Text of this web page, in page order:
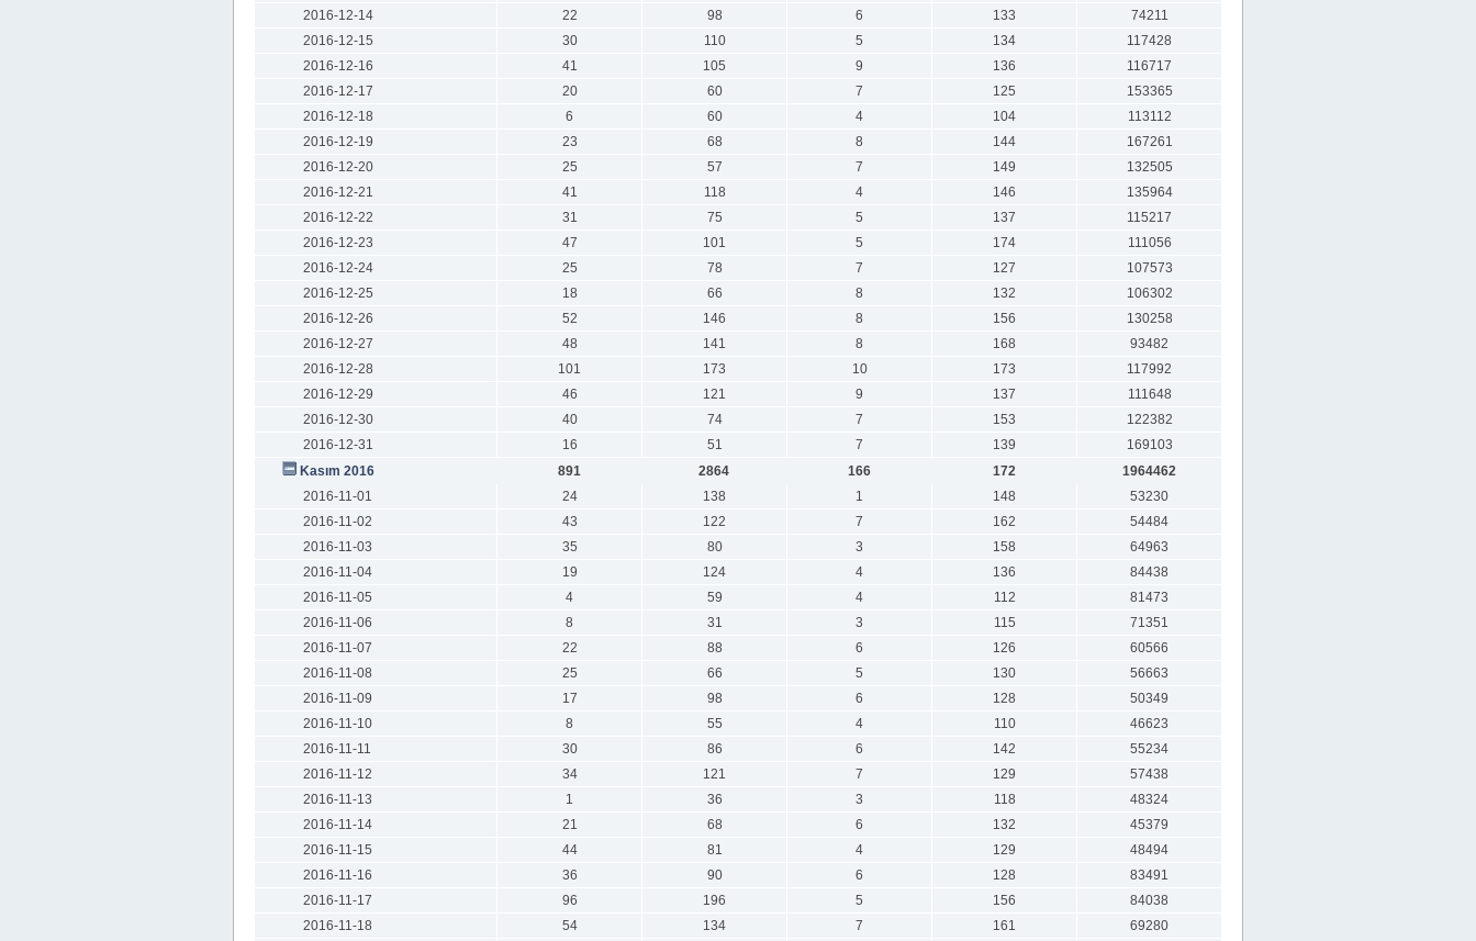
2016-12-14
22 98 6 133
74211
2016-12-15
30 110 5 134
117428
2016-12-16
41 105 9 136
116717
2016-12-17
20 60 7 125
153365
2016-12-18
6 60 4 104
113112
2016-12-19
23 68 8 144
167261
2016-12-20
25 57 7 149
132505
2016-12-21
41 118 4 146
135964
2016-12-22
31 75 5 137
115217
2016-12-23
47 101 5 174
111056
2016-12-24
25 78 7 127
107573
2016-12-25
18 66 8 132
106302
2016-12-26
52 146 8 156
130258
2016-12-27
48 141 8 168
93482
2016-12-28
101 173 10 173
117992
2016-12-29
46 121 9 137
111648
2016-12-30
40 74 7 153
122382
2016-12-31
16 51 7 139
169103
Kasım 2016
891 2864 166 172
1964462
2016-11-01
24 138 1 148
53230
2016-11-02
43 122 7 162
54484
2016-11-03
35 80 3 158
64963
2016-11-04
19 124 4 136
84438
2016-11-05
4 59 4 112
81473
2016-11-06
8 31 3 115
71351
2016-11-07
22 88 6 126
60566
2016-11-08
25 66 5 130
56663
2016-11-09
17 98 6 128
50349
2016-11-10
8 55 4 110
46623
2016-11-11
30 86 6 142
55234
2016-11-12
34 121 7 129
57438
2016-11-13
1 36 3 118
48324
2016-11-14
21 68 6 132
45379
2016-11-15
44 81 4 129
48494
2016-11-16
36 90 6 128
83491
2016-11-17
96 196 5 156
84038
2016-11-18
54 134 7 161 69280